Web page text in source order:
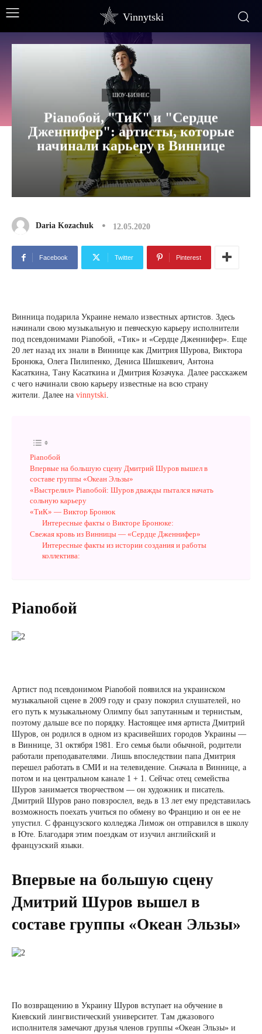
Vinnytski
ШОУ-БИЗНЕС
Pianoбой, "ТиК" и "Сердце
Дженнифер": артисты, которые
начинали карьеру в Виннице
Daria Kozachuk 12.05.2020
Facebook Twitter Pinterest
Винница подарила Украине немало известных артистов. Здесь
начинали свою музыкальную и певческую карьеру исполнители
под псевдонимами Pianoбой, «Тик» и «Сердце Дженнифер». Еще
20 лет назад их знали в Виннице как Дмитрия Шурова, Виктора
Бронюка, Олега Пилипенко, Дениса Шишкевич, Антона
Касаткина, Тану Касаткина и Дмитрия Козачука. Далее расскажем
с чего начинали свою карьеру известные на всю страну
жители. Далее на vinnytski.
Pianoбой
Впервые на большую сцену Дмитрий Шуров вышел в
составе группы «Океан Эльзы»
«Выстрелил» Pianoбой: Шуров дважды пытался начать
сольную карьеру
«ТиК» — Виктор Бронюк
Интересные факты о Викторе Бронюке:
Свежая кровь из Винницы — «Сердце Дженнифер»
Интересные факты из истории создания и работы
коллектива:
Pianoбой
Артист под псевдонимом Pianoбой появился на украинском
музыкальной сцене в 2009 году и сразу покорил слушателей, но
его путь к музыкальному Олимпу был запутанным и тернистым,
поэтому дальше все по порядку. Настоящее имя артиста Дмитрий
Шуров, он родился в одном из красивейших городов Украины —
в Виннице, 31 октября 1981. Его семья были обычной, родители
работали преподавателями. Лишь впоследствии папа Дмитрия
перешел работать в СМИ и на телевидение. Сначала в Виннице, а
потом и на центральном канале 1 + 1. Сейчас отец семейства
Шуров занимается творчеством — он художник и писатель.
Дмитрий Шуров рано повзрослел, ведь в 13 лет ему представилась
возможность поехать учиться по обмену во Францию ​​и он ее не
упустил. С французского колледжа Лимож он отправился в школу
в Юте. Благодаря этим поездкам от изучил английский и
французский языки.
Впервые на большую сцену
Дмитрий Шуров вышел в
составе группы «Океан Эльзы»
По возвращению в Украину Шуров вступает на обучение в
Киевский лингвистический университет. Там джазового
исполнителя замечают друзья членов группы «Океан Эльзы» и